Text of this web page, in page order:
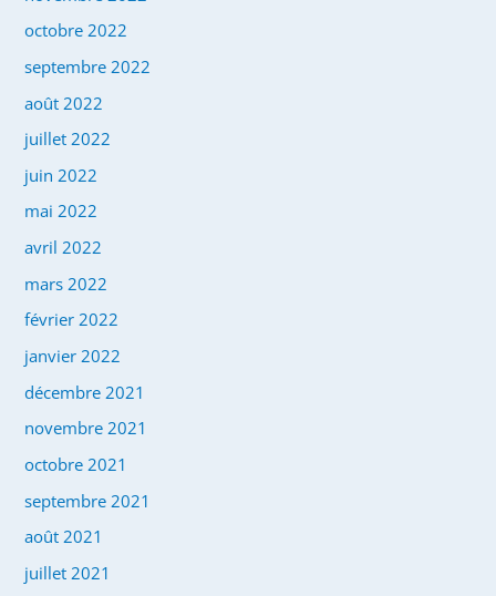
octobre 2022
septembre 2022
août 2022
juillet 2022
juin 2022
mai 2022
avril 2022
mars 2022
février 2022
janvier 2022
décembre 2021
novembre 2021
octobre 2021
septembre 2021
août 2021
juillet 2021